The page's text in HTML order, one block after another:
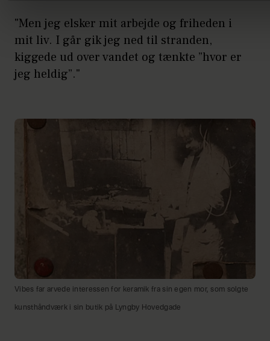
"Men jeg elsker mit arbejde og friheden i
mit liv. I går gik jeg ned til stranden,
kiggede ud over vandet og tænkte ”hvor er
jeg heldig”."
Vibes far arvede interessen for keramik fra sin egen mor, som solgte
kunsthåndværk i sin butik på Lyngby Hovedgade